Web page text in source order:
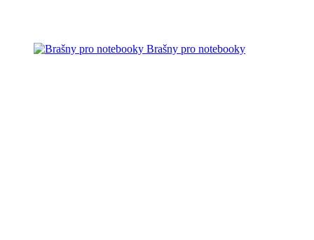
Brašny pro notebooky